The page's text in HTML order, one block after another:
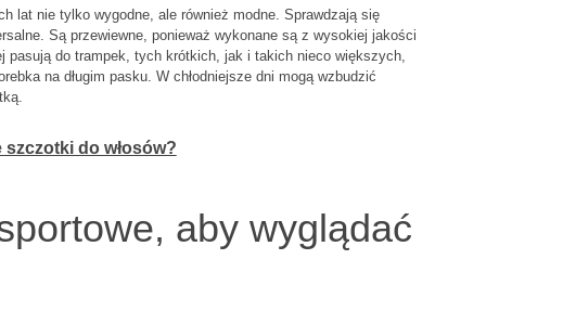
lat nie tylko wygodne, ale również modne. Sprawdzają się
Są przewiewne, ponieważ wykonane są z wysokiej jakości
pasują do trampek, tych krótkich, jak i takich nieco większych,
na długim pasku. W chłodniejsze dni mogą wzbudzić
do włosów?
aby wyglądać